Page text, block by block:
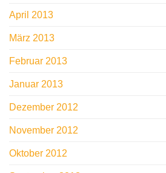
April 2013
März 2013
Februar 2013
Januar 2013
Dezember 2012
November 2012
Oktober 2012